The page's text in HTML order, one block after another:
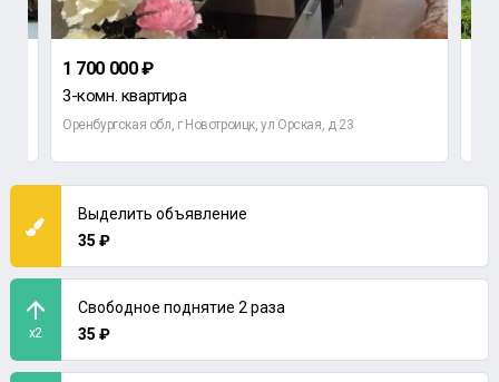
1 700 000 ₽
3-комн. квартира
Оренбургская обл, г Новотроицк, ул Орская, д 23
Выделить объявление
35 ₽
x2
Свободное поднятие 2 раза
35 ₽